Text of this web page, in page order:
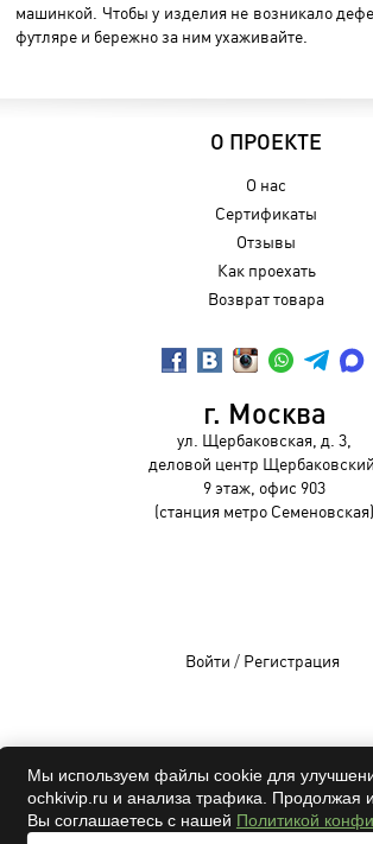
машинкой. Чтобы у изделия не возникало
футляре и бережно за ним ухаживайте.
О ПРОЕКТЕ
О нас
Сертификаты
Отзывы
Как проехать
Возврат товара
г. Москва
ул. Щербаковская, д. 3,
деловой центр Щербаковский,
9 этаж, офис 903
(станция метро Семеновская)
Войти / Регистрация
OCHKIVIP 2009-2026©
Все права защищены
Мы используем файлы cookie для
ochkivip.ru и анализа трафика. Продолжая
Вы соглашаетесь с нашей Политикой